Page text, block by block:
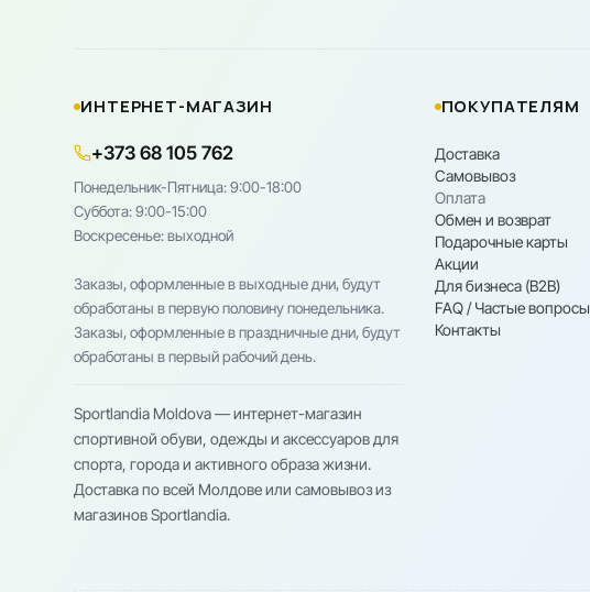
ИНТЕРНЕТ-МАГАЗИН
+373 68 105 762
Понедельник-Пятница: 9:00-18:00
Cуббота: 9:00-15:00
Воскресенье: выходной
Заказы, оформленные в выходные дни, будут
обработаны в первую половину понедельника.
Заказы, оформленные в праздничные дни, будут
обработаны в первый рабочий день.
Sportlandia Moldova — интернет-магазин
спортивной обуви, одежды и аксессуаров для
спорта, города и активного образа жизни.
Доставка по всей Молдове или самовывоз из
магазинов Sportlandia.
ПОКУПАТЕЛЯМ
Доставка
Самовывоз
Оплата
Обмен и возврат
Подарочные карты
Акции
Для бизнеса (B2B)
FAQ / Частые вопросы
Контакты